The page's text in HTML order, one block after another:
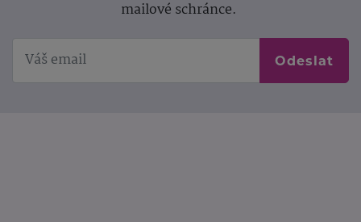
mailové schránce.
Odeslat